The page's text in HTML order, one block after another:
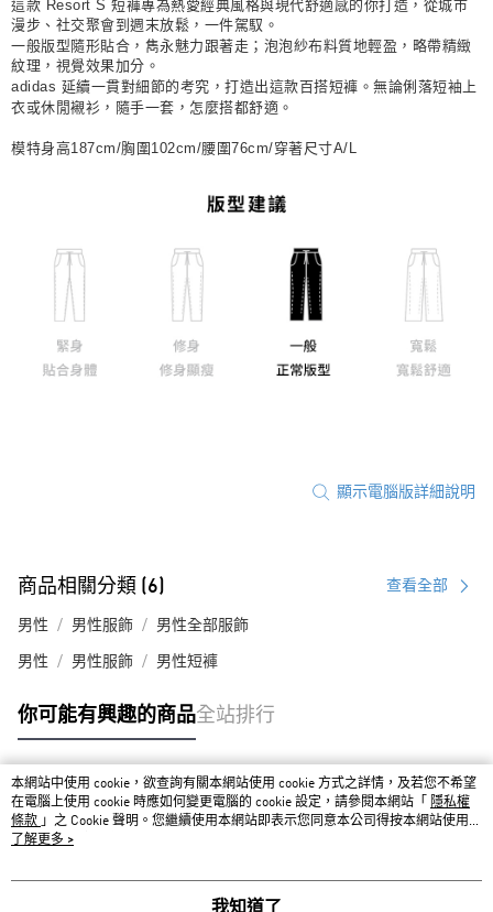
每筆NT$80，滿NT$1,500(含以上)免運費
付款後門市自取
每筆NT$80，滿NT$1,500(含以上)免運費
這款 Resort S 短褲專為熱愛經典風格與現代舒適感的你打造，從城市
漫步、社交聚會到週末放鬆，一件駕馭。
一般版型隨形貼合，雋永魅力跟著走；泡泡紗布料質地輕盈，略帶精緻
紋理，視覺效果加分。
adidas 延續一貫對細節的考究，打造出這款百搭短褲。無論俐落短袖上
衣或休閒襯衫，隨手一套，怎麼搭都舒適。
模特身高187cm/胸圍102cm/腰圍76cm/穿著尺寸A/L
顯示電腦版詳細說明
商品相關分類 (6) 查看全部
男性 男性服飾 男性全部服飾
男性 男性服飾 男性短褲
你可能有興趣的商品全站排行
熱門標籤
本網站中使用 cookie，欲查詢有關本網站使用 cookie 方式之詳情，及若您不希望
在電腦上使用 cookie 時應如何變更電腦的 cookie 設定，請參閱本網站「
隱私權
條款 」之 Cookie 聲明。您繼續使用本網站即表示您同意本公司得按本網站使用條
款之 Cookie 聲明使用 cookie。
了解更多 >